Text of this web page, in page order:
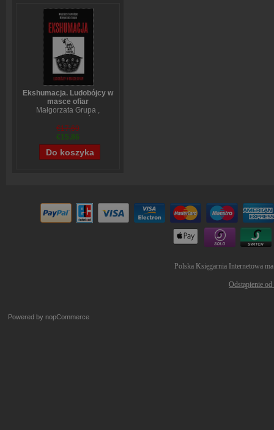
Ekshumacja. Ludobójcy w
masce ofiar
Małgorzata Grupa ,
€17,60
€15,86
Polska Księgarnia Internetowa
Odstąpienie
Powered by nopCommerce